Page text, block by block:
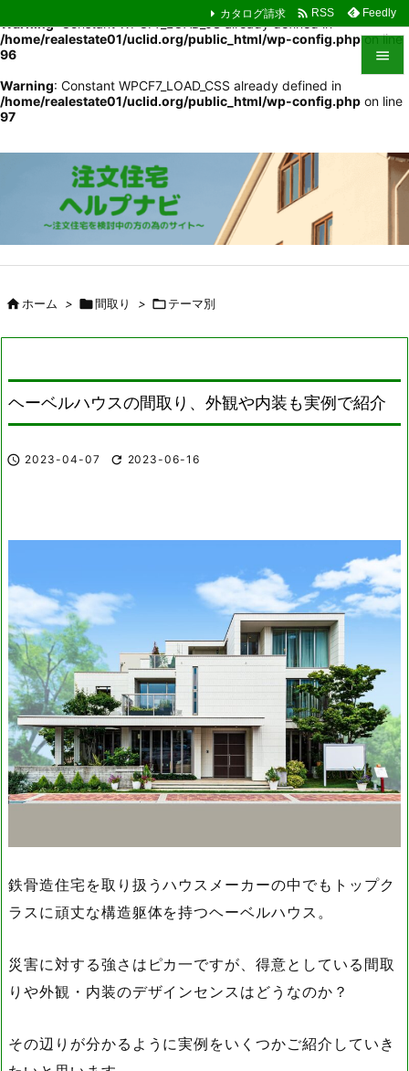
Warning: Constant WPCF7_LOAD_JS already defined in
/home/realestate01/uclid.org/public_html/wp-config.phpon line
96
Warning: Constant WPCF7_LOAD_CSS already defined in
/home/realestate01/uclid.org/public_html/wp-config.php on line
97


メニュ
サイド


カタログ請求  RSS Feedly
ホーム > 間取り > テーマ別
ヘーベルハウスの間取り、外観や内装も実例で紹介
 2023-04-07  2023-06-16
鉄骨造住宅を取り扱うハウスメーカーの中でもトップク
ラスに頑丈な構造躯体を持つヘーベルハウス。
災害に対する強さはピカ一ですが、得意としている間取
りや外観・内装のデザインセンスはどうなのか？
その辺りが分かるように実例をいくつかご紹介していき